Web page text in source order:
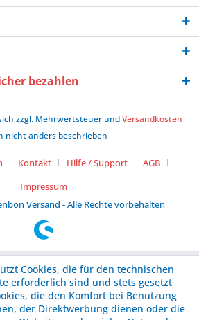
bezahlen
zzgl. Mehrwertsteuer undVersandkosten
nicht anders beschrieben
Kontakt Hilfe / Support
AGB
Impressum
Versand - Alle Rechte vorbehalten
Cookies, die für den technischen
erforderlich sind und stets gesetzt
die den Komfort bei Benutzung
der Direktwerbung dienen oder die